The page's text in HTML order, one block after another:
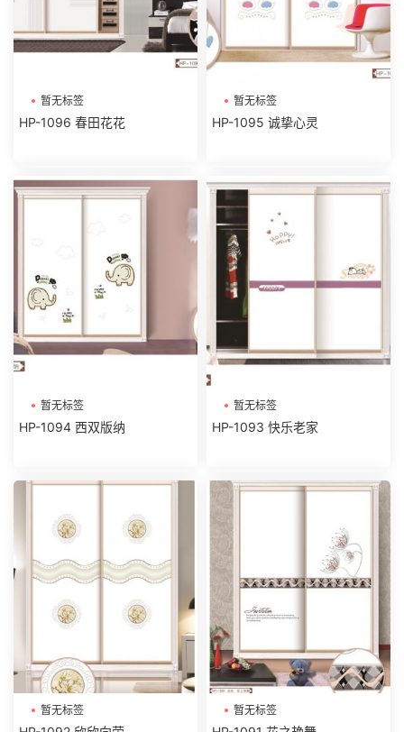
暂无标签
HP-1096 春田花花
暂无标签
HP-1095 诚挚心灵
暂无标签
HP-1094 西双版纳
暂无标签
HP-1093 快乐老家
暂无标签 暂无标签